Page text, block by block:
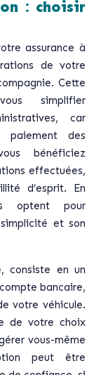
: choisir
assurance à
de votre
Cette
simplifier
car
paiement des
bénéficiez
effectuées,
d’esprit. En
optent pour
et son
consiste en un
bancaire,
votre véhicule.
de votre choix
vous-même
peut être